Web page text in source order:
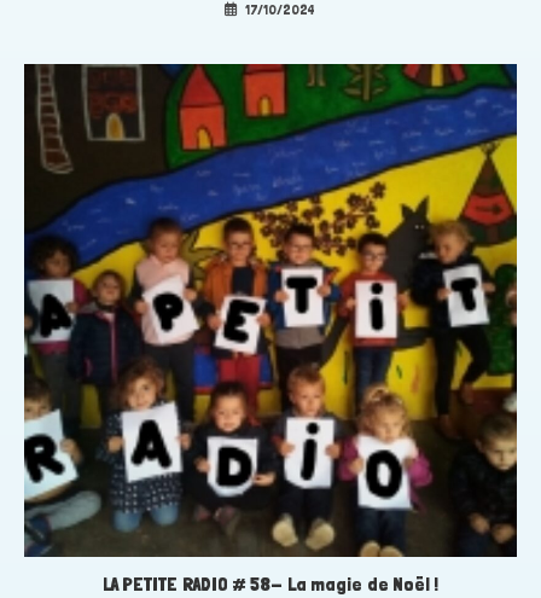
17/10/2024
LA PETITE RADIO # 58- La magie de Noël !